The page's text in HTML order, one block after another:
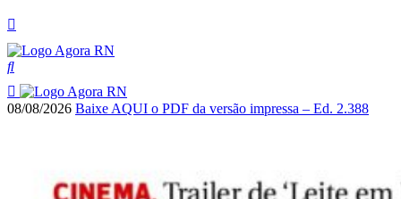
08/08/2026 Baixe AQUI o PDF da versão impressa – Ed. 2.388